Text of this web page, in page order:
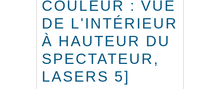
COULEUR : VUE
DE L'INTÉRIEUR
À HAUTEUR DU
SPECTATEUR,
LASERS 5]